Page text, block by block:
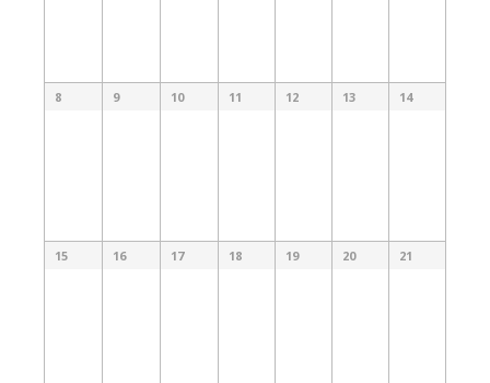
8 9 10 11 12 13 14
15 16 17 18 19 20 21